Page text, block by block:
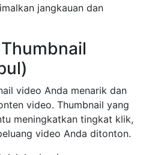
jangkauan dan
video Anda menarik dan
video. Thumbnail yang
meningkatkan tingkat klik,
video Anda ditonton.